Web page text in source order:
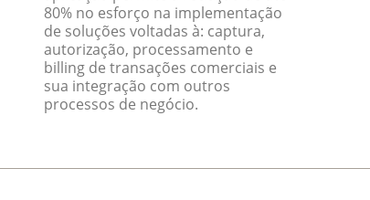
80% no esforço na implementação
de soluções voltadas à: captura,
autorização, processamento e
billing de transações comerciais e
sua integração com outros
processos de negócio.